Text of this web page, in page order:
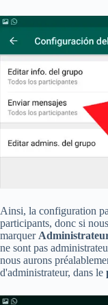
Ainsi, la configuration
participants, donc si
marquer
ne sont pas
nous aurons
d'administrateur, dans le